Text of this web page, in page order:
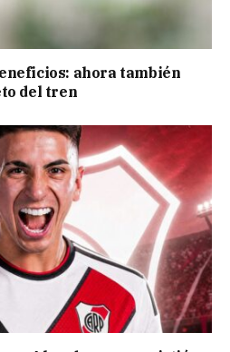
ahora también
del tren